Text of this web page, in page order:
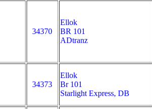
34370
Ellok
BR 101
ADtranz
34373
Ellok
Br 101
Starlight Express, DB